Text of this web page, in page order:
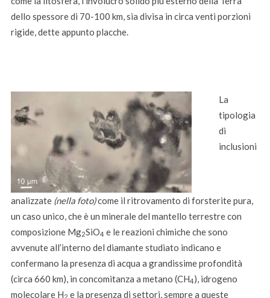
dello spessore di 70-100 km, sia divisa in circa venti porzioni
rigide, dette appunto placche.
La
tipologia
di
inclusioni
analizzate (nella foto)come il ritrovamento di forsterite pura,
un caso unico, che è un minerale del mantello terrestre con
composizione Mg2SiO4 e le reazioni chimiche che sono
avvenute all’interno del diamante studiato indicano e
confermano la presenza di acqua a grandissime profondità
(circa 660 km), in concomitanza a metano (CH4), idrogeno
molecolare H
e la presenza di settori, sempre a queste